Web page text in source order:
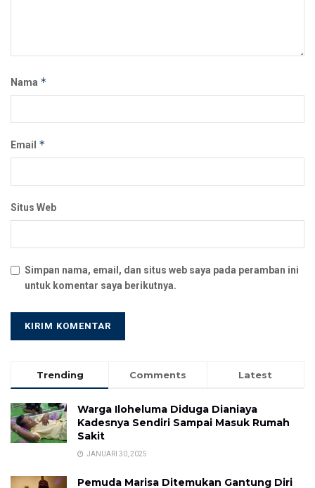
Nama *
Email *
Situs Web
Simpan nama, email, dan situs web saya pada peramban ini
untuk komentar saya berikutnya.
Trending Comments Latest
Warga Iloheluma Diduga Dianiaya
Kadesnya Sendiri Sampai Masuk Rumah
Sakit
JANUARI 30, 2025
Pemuda Marisa Ditemukan Gantung Diri